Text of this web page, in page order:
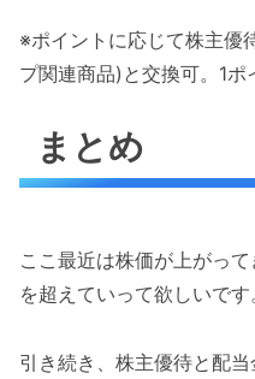
※ポイントに応じて株主優
プ関連商品)と交換可。1ポ
まとめ
ここ最近は株価が上がっ
を超えていって欲しいです
引き続き、株主優待と配